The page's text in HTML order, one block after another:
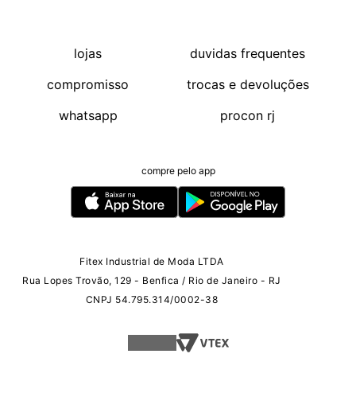
lojas
compromisso
whatsapp
duvidas frequentes
trocas e devoluções
procon rj
compre pelo app
Fitex Industrial de Moda LTDA
Rua Lopes Trovão, 129 - Benfica / Rio de Janeiro - RJ
CNPJ 54.795.314/0002-38